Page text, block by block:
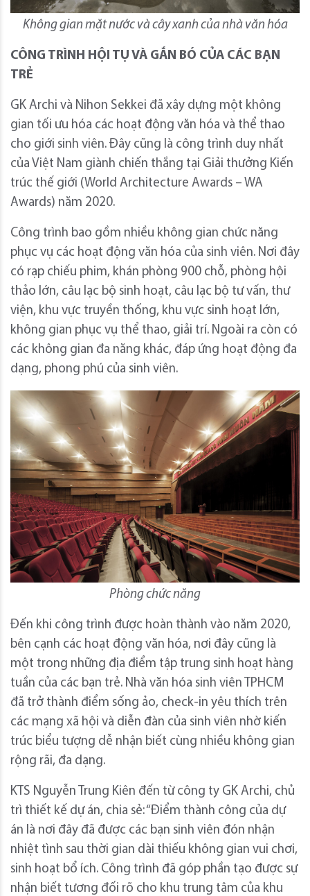
Không gian mặt nước và cây xanh của nhà văn hóa
CÔNG TRÌNH HỘI TỤ VÀ GẮN BÓ CỦA CÁC BẠN
TRẺ
GK Archi và Nihon Sekkei đã xây dựng một không
gian tối ưu hóa các hoạt động văn hóa và thể thao
cho giới sinh viên. Đây cũng là công trình duy nhất
của Việt Nam giành chiến thắng tại Giải thưởng Kiến
trúc thế giới (World Architecture Awards – WA
Awards) năm 2020.
Công trình bao gồm nhiều không gian chức năng
phục vụ các hoạt động văn hóa của sinh viên. Nơi đây
có rạp chiếu phim, khán phòng 900 chỗ, phòng hội
thảo lớn, câu lạc bộ sinh hoạt, câu lạc bộ tư vấn, thư
viện, khu vực truyền thống, khu vực sinh hoạt lớn,
không gian phục vụ thể thao, giải trí. Ngoài ra còn có
các không gian đa năng khác, đáp ứng hoạt động đa
dạng, phong phú của sinh viên.
Phòng chức năng
Đến khi công trình được hoàn thành vào năm 2020,
bên cạnh các hoạt động văn hóa, nơi đây cũng là
một trong những địa điểm tập trung sinh hoạt hàng
tuần của các bạn trẻ. Nhà văn hóa sinh viên TPHCM
đã trở thành điểm sống ảo, check-in yêu thích trên
các mạng xã hội và diễn đàn của sinh viên nhờ kiến
trúc biểu tượng dễ nhận biết cùng nhiều không gian
rộng rãi, đa dạng.
KTS Nguyễn Trung Kiên đến từ công ty GK Archi, chủ
trì thiết kế dự án, chia sẻ: “Điểm thành công của dự
án là nơi đây đã được các bạn sinh viên đón nhận
nhiệt tình sau thời gian dài thiếu không gian vui chơi,
sinh hoạt bổ ích. Công trình đã góp phần tạo được sự
nhận biết tương đối rõ cho khu trung tâm của khu